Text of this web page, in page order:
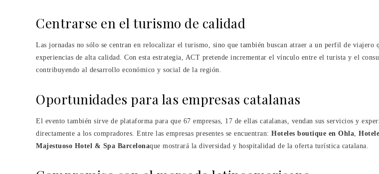
Centrarse en el turismo de calidad
Las jornadas no sólo se centran en relocalizar el turismo, sino que también buscan atraer a un perfil de viajero
experiencias de alta calidad. Con esta estrategia, ACT pretende incrementar el vínculo entre el turista y el
contribuyendo al desarrollo económico y social de la región.
Oportunidades para las empresas catalanas
El evento también sirve de plataforma para que 67 empresas, 17 de ellas catalanas, vendan sus servicios y
directamente a los compradores. Entre las empresas presentes se encuentran: Hoteles boutique en Ohla,
Majestuoso Hotel & Spa Barcelonaque mostrará la diversidad y hospitalidad de la oferta turística catalana.